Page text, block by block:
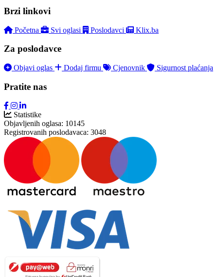
Brzi linkovi
Početna Svi oglasi Poslodavci Klix.ba
Za poslodavce
Objavi oglas Dodaj firmu Cjenovnik Sigurnost plaćanja
Pratite nas
Statistike
Objavljenih oglasa: 10145
Registrovanih poslodavaca: 3048